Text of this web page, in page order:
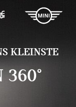
KLEINSTE
360°